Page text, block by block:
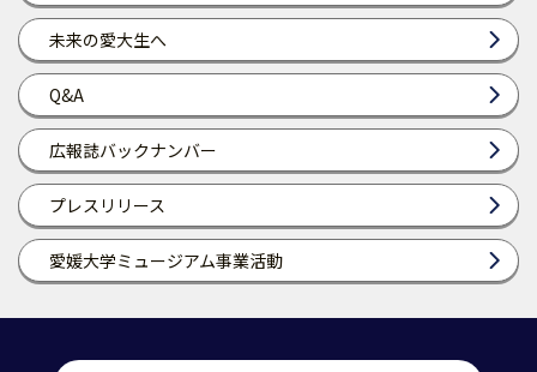
未来の愛大生へ
Q&A
広報誌バックナンバー
プレスリリース
愛媛大学ミュージアム事業活動